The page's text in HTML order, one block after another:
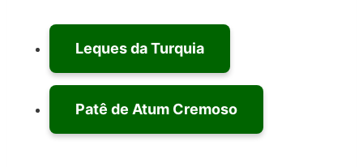
Leques da Turquia
Patê de Atum Cremoso